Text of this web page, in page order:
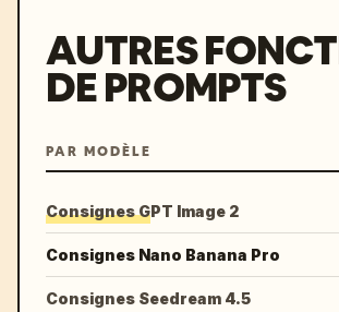
AUTRES
DE PROMPTS
PAR MODÈLE
Consignes GPT Image 2
Consignes Nano Banana Pro
Consignes Seedream 4.5